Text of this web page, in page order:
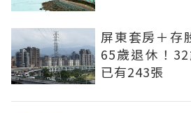
屏東套房＋存
65歲退休！
已有243張